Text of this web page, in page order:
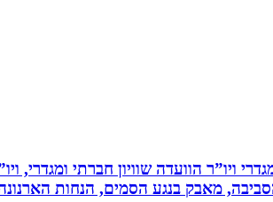
ויו”ר הוועדה שוויון חברתי ומגדרי,
מאבק בנגע הסמים, הנחות